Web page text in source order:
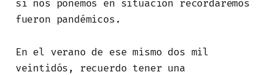
si nos ponemos en situación recordaremos
fueron pandémicos.
En el verano de ese mismo dos mil
veintidós, recuerdo tener una